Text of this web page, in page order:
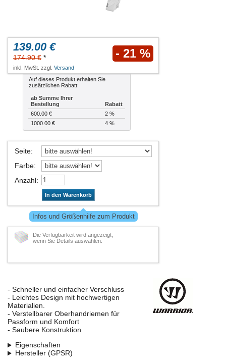
139.00 €
174.90 € * - 21 %
inkl. MwSt. zzgl. Versand
Auf dieses Produkt erhalten Sie
zusätzlichen Rabatt:
ab Summe Ihrer
Bestellung
Rabatt
600.00 €
2 %
1000.00 €
4 %
Seite:
Farbe:
Anzahl:
In den Warenkorb
Infos und Größenhilfe zum Produkt
Die Verfügbarkeit wird angezeigt,
wenn Sie Details auswählen.
- Schneller und einfacher Verschluss
- Leichtes Design mit hochwertigen
Materialien.
- Verstellbarer Oberhandriemen für
Passform und Komfort
- Saubere Konstruktion
Eigenschaften
Hersteller (GPSR)